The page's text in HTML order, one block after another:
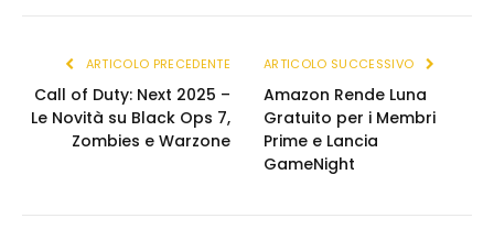
ARTICOLO PRECEDENTE
Call of Duty: Next 2025 –
Le Novità su Black Ops 7,
Zombies e Warzone
ARTICOLO SUCCESSIVO
Amazon Rende Luna
Gratuito per i Membri
Prime e Lancia
GameNight